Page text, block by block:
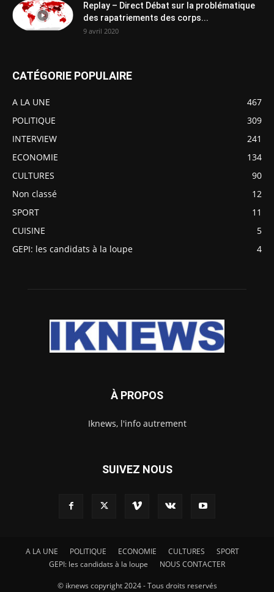
Replay – Direct Débat sur la problématique
des rapatriements des corps...
9 avril 2020
CATÉGORIE POPULAIRE
A LA UNE
467
POLITIQUE
309
INTERVIEW
241
ECONOMIE
134
CULTURES
90
Non classé
12
SPORT
11
CUISINE
5
GEPI: les candidats à la loupe
4
À PROPOS
Iknews, l'info autrement
SUIVEZ NOUS
A LA UNE POLITIQUE ECONOMIE CULTURES
SPORT
GEPI: les candidats à la loupe
NOUS CONTACTER
© iknews copyright 2024 - Tous droits reservés